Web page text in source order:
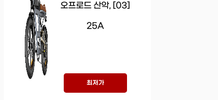
오프로드 산악, [03]
25A
최저가